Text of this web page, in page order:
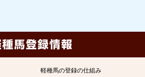
軽種馬の登録の仕組み